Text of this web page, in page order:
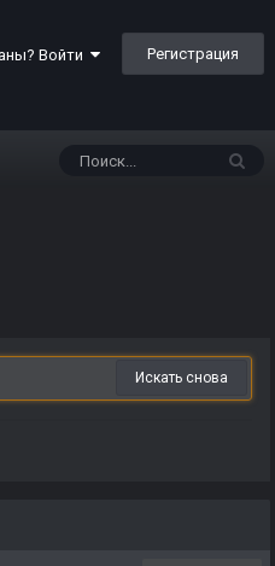
Войти Регистрация
Искать снова